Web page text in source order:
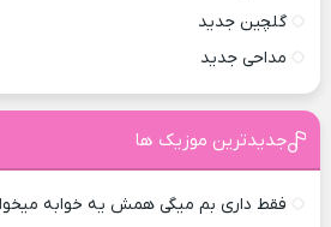
گلچین جدید
مداحی جدید
جدیدترین موزیک ها
فقط داری بم میگی همش یه خوابه